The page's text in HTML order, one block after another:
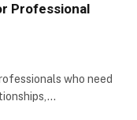
Professional
who need